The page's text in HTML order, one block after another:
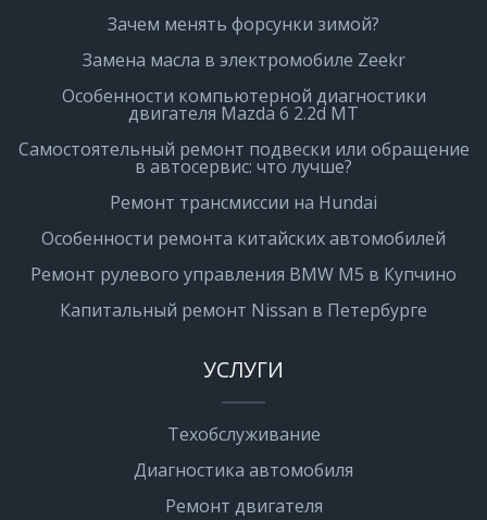
Зачем менять форсунки зимой?
Замена масла в электромобиле Zeekr
Особенности компьютерной диагностики
двигателя Mazda 6 2.2d MT
Самостоятельный ремонт подвески или обращение
в автосервис: что лучше?
Ремонт трансмиссии на Hundai
Особенности ремонта китайских автомобилей
Ремонт рулевого управления BMW M5 в Купчино
Капитальный ремонт Nissan в Петербурге
УСЛУГИ
Техобслуживание
Диагностика автомобиля
Ремонт двигателя